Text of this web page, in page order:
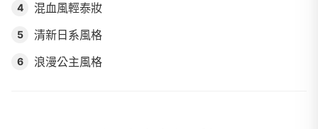
4 混血風輕泰妝
5 清新日系風格
6 浪漫公主風格